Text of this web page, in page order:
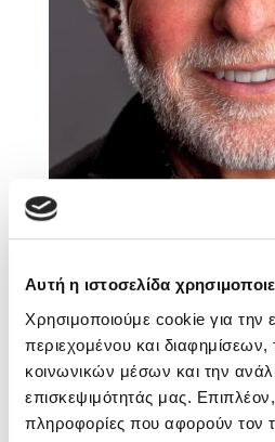
Αυτή η ιστοσελίδα
Χρησιμοποιούμε cookie για την
περιεχομένου και
κοινωνικών μέσων και την
επισκεψιμότητάς μας.
πληροφορίες που αφορούν τον
Sebastian
Playlist
Στέφανος
Το λεξικό της
Richard J. Leider
Ο Richard Leider είναι
και θεωρείται ένας από τους